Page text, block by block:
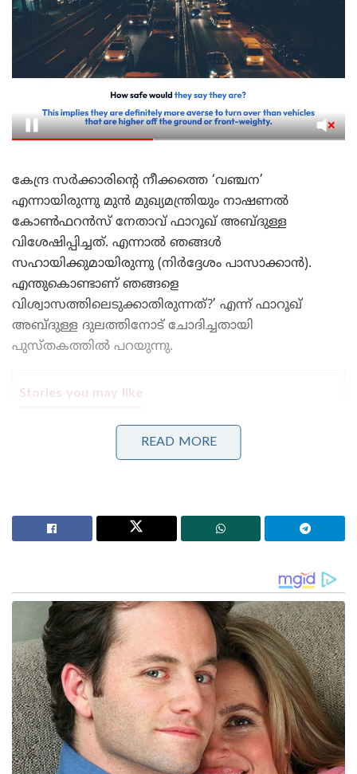
കേന്ദ്ര സർക്കാരിന്റെ നീക്കത്തെ ‘വഞ്ചന’
എന്നായിരുന്നു മുൻ മുഖ്യമന്ത്രിയും നാഷണൽ
കോൺഫറൻസ് നേതാവ് ഫാറൂഖ് അബ്ദുള്ള
വിശേഷിപ്പിച്ചത്. എന്നാൽ ഞങ്ങൾ
സഹായിക്കുമായിരുന്നു (നിർദ്ദേശം പാസാക്കാൻ).
എന്തുകൊണ്ടാണ് ഞങ്ങളെ
വിശ്വാസത്തിലെടുക്കാതിരുന്നത്?’ എന്ന് ഫാറൂഖ്
അബ്ദുള്ള ദുലത്തിനോട് ചോദിച്ചതായി
പുസ്തകത്തിൽ പറയുന്നു.
Stories you may like
ഗുരുതരാവസ്ഥയിലെന്ന് മാധ്യമങ്ങൾ; മുജ്തബ
ഖമേനിയുടെ വീഡിയോ പുറത്തുവിട്ട് ഇറാൻ!
നിലവിലെ ജമ്മു കശ്മീർ മുഖ്യമന്ത്രിയുമായ ഒമർ
അബ്ദുള്ളയും കേന്ദ്രത്തിന്റെ ചരിത്രപരമായ
നീക്കത്തിന് ദിവസങ്ങൾക്ക് മുമ്പ് പ്രധാനമന്ത്രി നരേന്ദ്ര
മോദിയെ ന്യൂഡൽഹിയിലെത്തി കൂടിക്കാഴ്ച
നടത്തിയിരുന്നു. എന്നാൽ ബിൽ പാർലമെന്റിൽ
അവതരിപ്പിക്കുന്ന അവസാന നിമിഷം വരെ ഇക്കാര്യം
രഹസ്യമാക്കി വെച്ചു. എന്താണ് സംഭവിച്ചതെന്ന്
ആർക്കും ഒരിക്കലും അറിയാൻ കഴിയില്ലെന്നും ദുലത്ത്
പുസ്തകത്തിൽ പറയുന്നു.
READ MORE